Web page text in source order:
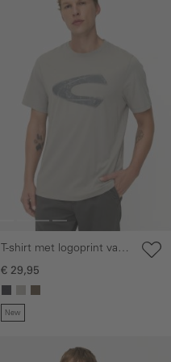
T-shirt met logoprint van
organic cotton
€ 29,95
New